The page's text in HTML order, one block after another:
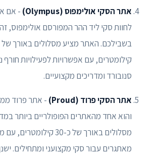
אתר הסקי אולימפוס (Olympus)
- אם
לחוות סקי ליד ההר המפורסם אולימפוס,
קילומטרים, עם אפשרויות לפעילויות חורף
סנובורד ומדריכים מקצועיים.
אתר הסקי פרוד (Proud)
- אתר פרוד
והוא אחד מהאתרים הפופולריים ביותר
מסלולים באורך של כ-30
מאתגרים עבור סקי מקצועני ומתחילים.